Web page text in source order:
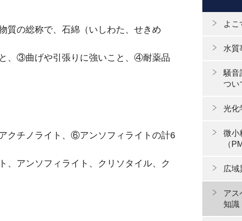
質の総称で、石綿（いしわた、せきめ
、③曲げや引張りに強いこと、④耐薬品
チノライト、⑥アンソフィライトの計6
、アンソフィライト、クリソタイル、ク
よこ
水質
騒音
つい
光化
微小
（
広域
アス
知識